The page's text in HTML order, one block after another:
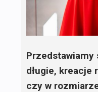
długie, kreacje
czy w